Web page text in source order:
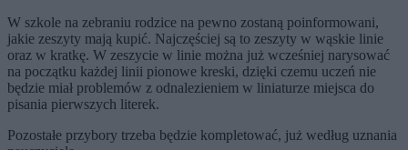
W szkole na zebraniu rodzice na pewno zostaną poinformowani,
jakie zeszyty mają kupić. Najczęściej są to zeszyty w wąskie linie
oraz w kratkę. W zeszycie w linie można już wcześniej narysować
na początku każdej linii pionowe kreski, dzięki czemu uczeń nie
będzie miał problemów z odnalezieniem w liniaturze miejsca do
pisania pierwszych literek.
Pozostałe przybory trzeba będzie kompletować, już według uznania